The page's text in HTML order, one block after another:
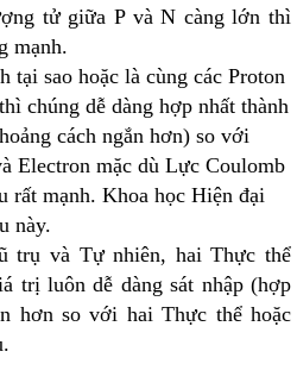
tử giữa P và N càng lớn thì
mạnh.
tại sao hoặc là cùng các Proton
chúng dễ dàng hợp nhất thành
cách ngắn hơn) so với
Electron mặc dù Lực Coulomb
rất mạnh. Khoa học Hiện đại
này.
trụ và Tự nhiên, hai Thực thể
trị luôn dễ dàng sát nhập (hợp
hơn so với hai Thực thể hoặc